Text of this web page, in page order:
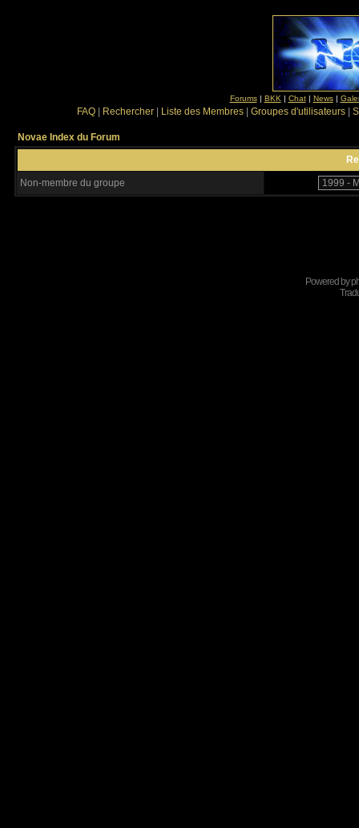
Forums| BKK | Chat| News|
FAQ Rechercher Liste des Membres Groupes d'utilisateurs
Novae Index du Forum
Non-membre du groupe
Powered by